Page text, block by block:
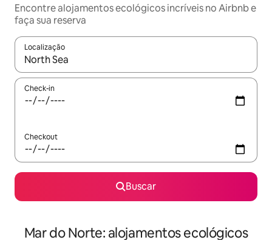
Encontre alojamentos ecológicos incríveis no Airbnb e
faça sua reserva
Localização
Quando os resultados estiverem disponíveis, explore-os
Check-in
Checkout
Buscar
Mar do Norte: alojamentos ecológicos